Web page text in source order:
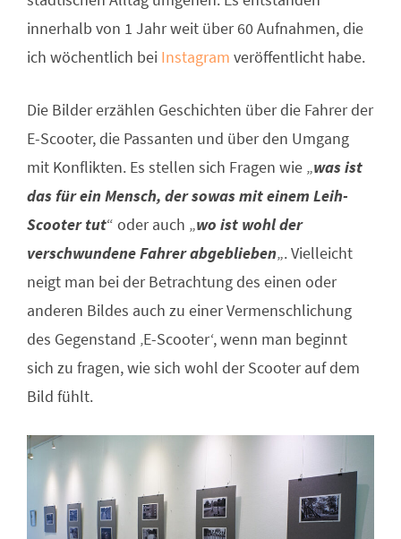
innerhalb von 1 Jahr weit über 60 Aufnahmen, die
ich wöchentlich bei Instagram veröffentlicht habe.
Die Bilder erzählen Geschichten über die Fahrer der
E-Scooter, die Passanten und über den Umgang
mit Konflikten. Es stellen sich Fragen wie „was ist
das für ein Mensch, der sowas mit einem Leih-
Scooter tut“ oder auch „wo ist wohl der
verschwundene Fahrer abgeblieben„. Vielleicht
neigt man bei der Betrachtung des einen oder
anderen Bildes auch zu einer Vermenschlichung
des Gegenstand ‚E-Scooter‘, wenn man beginnt
sich zu fragen, wie sich wohl der Scooter auf dem
Bild fühlt.